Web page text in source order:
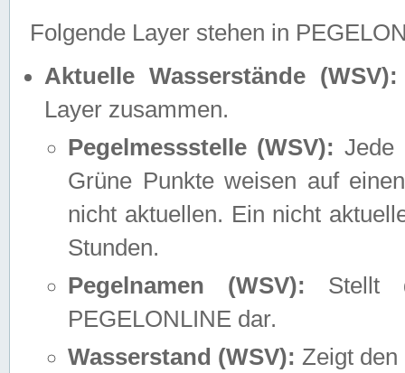
Folgende Layer stehen in
Aktuelle Wasserstände (WSV):
Layer zusammen.
Pegelmessstelle (WSV): Jede
Grüne Punkte weisen auf
nicht aktuellen. Ein nicht
Stunden.
Pegelnamen (WSV): Stellt
PEGELONLINE dar.
Wasserstand (WSV): Zeigt den